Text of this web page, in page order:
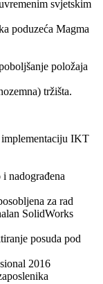
svjetskim
poduzeća Magma
položaja
tržišta.
implementaciju IKT
nadograđena
za rad
SolidWorks
posuda pod
2016